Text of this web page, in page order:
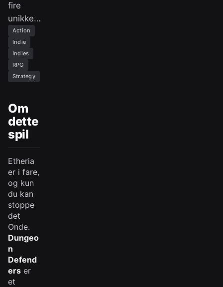
fire
unikke…
Action
Indie
Indies
RPG
Strategy
Om
dette
spil
Etheria
er i fare,
og kun
du kan
stoppe
det
Onde.
Dungeo
n
Defend
ers er
et